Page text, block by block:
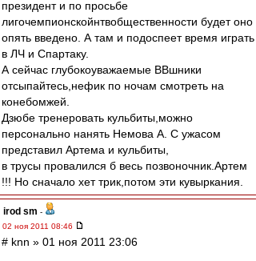
президент и по просьбе
лигочемпионскойнтвобщественности будет оно
опять введено. А там и подоспеет время играть
в ЛЧ и Спартаку.
А сейчас глубокоуважаемые ВВшники
отсыпайтесь,нефик по ночам смотреть на
конебомжей.
Дзюбе тренеровать кульбиты,можно
персонально нанять Немова А. С ужасом
представил Артема и кульбиты,
в трусы провалился б весь позвоночник.Артем
!!! Но сначало хет трик,потом эти кувыркания.
irod sm -
02 ноя 2011 08:46
# knn » 01 ноя 2011 23:06